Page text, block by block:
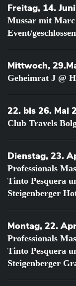
Freitag, 14.
Mussar mit
Event/
Mittwoch,
Geheimrat J @
22. bis 26. Mai
Club Travels
Dienstag, 23.
Professionals
Tinto Pesquera
Steigenberger
Montag, 22.
Professionals
Tinto Pesquera
Steigenberger